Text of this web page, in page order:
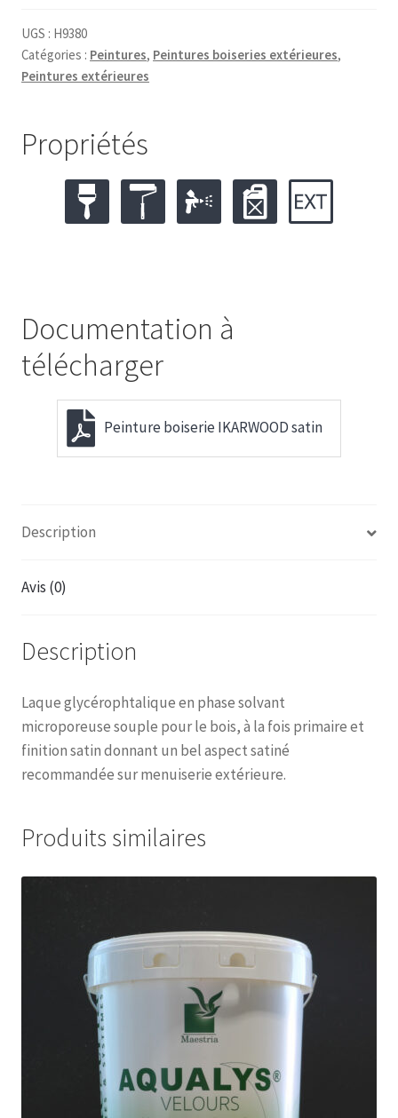
IKARWOOD
satin
blanche
1,
2,5
UGS : H9380
Catégories : Peintures, Peintures boiseries extérieures,
Peintures extérieures
Propriétés
Documentation à
télécharger
Peinture boiserie IKARWOOD satin
Description
Avis (0)
Description
Laque glycérophtalique en phase solvant
microporeuse souple pour le bois, à la fois primaire et
finition satin donnant un bel aspect satiné
recommandée sur menuiserie extérieure.
Produits similaires